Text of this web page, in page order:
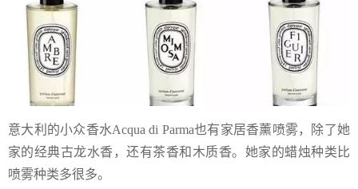
意大利的小众香水Acqua di Parma也有家居香薰喷雾，除了她
家的经典古龙水香，还有茶香和木质香。她家的蜡烛种类比
喷雾种类多很多。